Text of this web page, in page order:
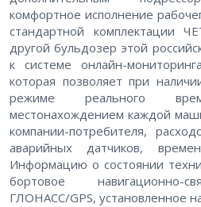
комфортное исполнение
стандартной комплектации
другой бульдозер этой
к системе онлайн-
которая позволяет при
режиме реального
местонахождением каждой
компании-потребителя,
аварийных датчиков,
Информацию о состоянии
бортовое навигационно-
ГЛОНАСС/GPS, установленное